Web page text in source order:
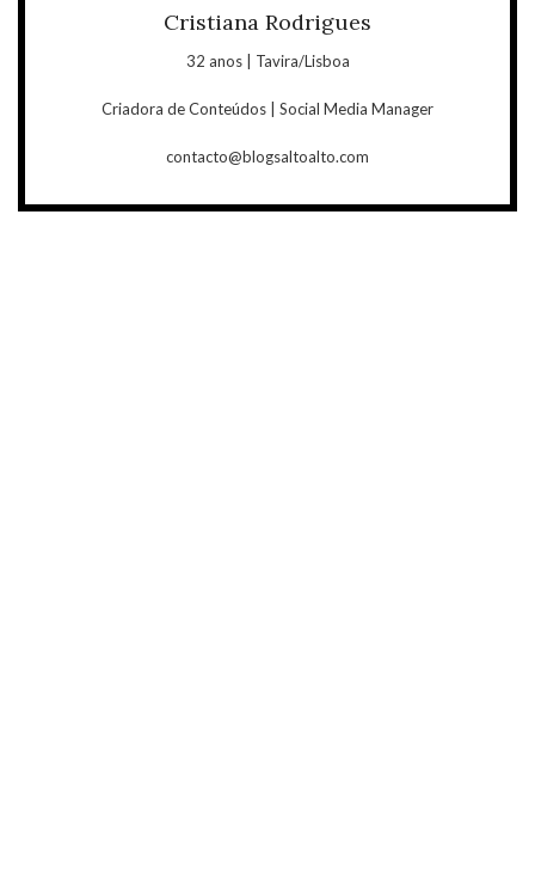
Cristiana Rodrigues
32 anos | Tavira/Lisboa
Criadora de Conteúdos | Social Media Manager
contacto@blogsaltoalto.com